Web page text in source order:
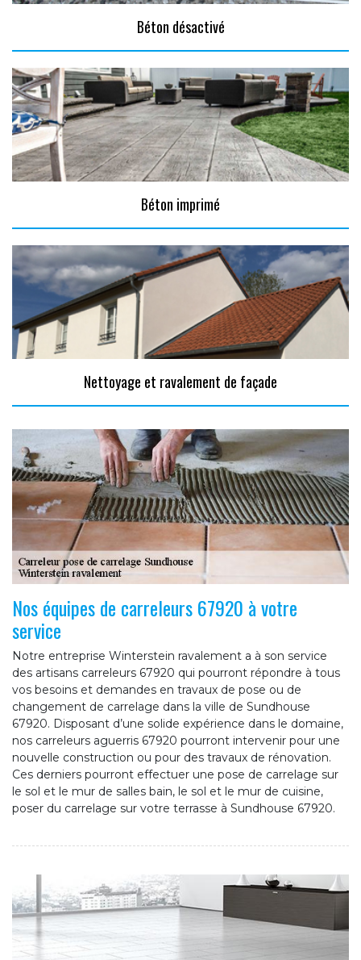
Béton désactivé
Béton imprimé
Nettoyage et ravalement de façade
Nos équipes de carreleurs 67920 à votre
service
Notre entreprise Winterstein ravalement a à son service
des artisans carreleurs 67920 qui pourront répondre à tous
vos besoins et demandes en travaux de pose ou de
changement de carrelage dans la ville de Sundhouse
67920. Disposant d’une solide expérience dans le domaine,
nos carreleurs aguerris 67920 pourront intervenir pour une
nouvelle construction ou pour des travaux de rénovation.
Ces derniers pourront effectuer une pose de carrelage sur
le sol et le mur de salles bain, le sol et le mur de cuisine,
poser du carrelage sur votre terrasse à Sundhouse 67920.